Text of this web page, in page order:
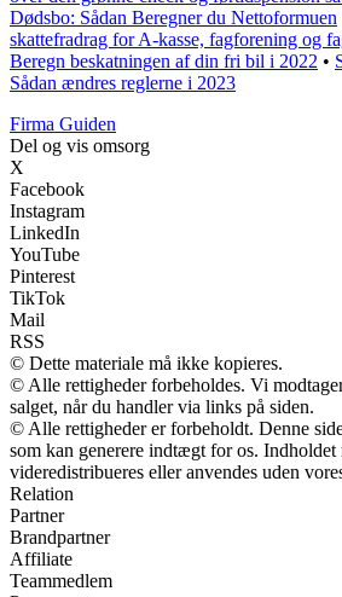
Dødsbo: Sådan Beregner du Nettoformuen
skattefradrag for A-kasse, fagforening og
Beregn beskatningen af din fri bil i 2022 •
Sådan ændres reglerne i 2023
Firma Guiden
Del og vis omsorg
X
Facebook
Instagram
LinkedIn
YouTube
Pinterest
TikTok
Mail
RSS
© Dette materiale må ikke kopieres.
© Alle rettigheder forbeholdes. Vi
salget, når du handler via links på siden.
© Alle rettigheder er forbeholdt. Denne
som kan generere indtægt for os. Indholdet
videredistribueres eller anvendes uden
Relation
Partner
Brandpartner
Affiliate
Teammedlem